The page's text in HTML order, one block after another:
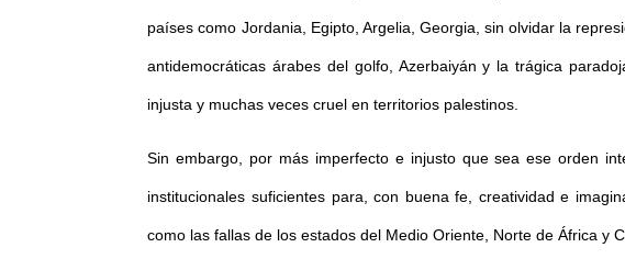
países como Jordania, Egipto, Argelia, Georgia, sin olvidar la
antidemocráticas árabes del golfo, Azerbaiyán y la trágica
injusta y muchas veces cruel en territorios palestinos.
Sin embargo, por más imperfecto e injusto que sea ese orden
institucionales suficientes para, con buena fe, creatividad e
como las fallas de los estados del Medio Oriente, Norte de África y